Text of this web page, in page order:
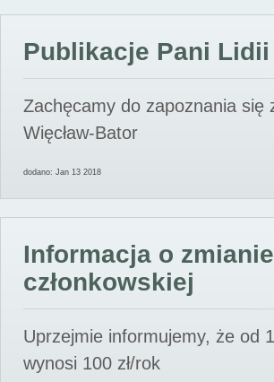
Publikacje Pani Lidii
Zachęcamy do zapoznania się
Więcław-Bator
dodano: Jan 13 2018
Informacja o
członkowskiej
Uprzejmie informujemy, że od
wynosi 100 zł/rok